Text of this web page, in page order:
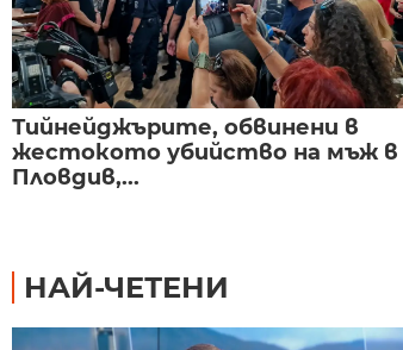
Тийнейджърите, обвинени в
жестокото убийство на мъж в
Пловдив,...
НАЙ-ЧЕТЕНИ